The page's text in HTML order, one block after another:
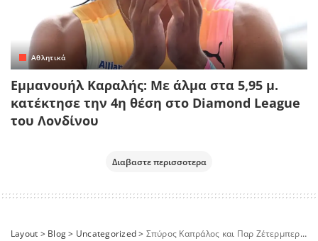
Αθλητικά
Εμμανουήλ Καραλής: Με άλμα στα 5,95 μ.
κατέκτησε την 4η θέση στο Diamond League
του Λονδίνου
Διαβαστε περισσοτερα
Layout > Blog> Uncategorized> Σπύρος Καπράλος και Παρ Zέτερμπεργκ στο MEGA SPORTS WEEKEND